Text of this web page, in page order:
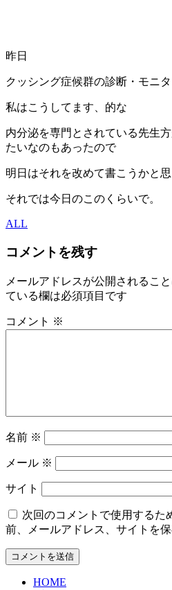
昨日
クッシング症候群の診断・モニ
私はこうしてます、的な
内分泌を専門とされている先生
たいなのもあったので
明日はそれを改めて書こうかと思
それでは今日のこのくらいで。
ALL
コメントを残す
メールアドレスが公開されること
ている欄は必須項目です
コメント ※
名前 ※
メール ※
サイト
次回のコメントで使用するた
前、メールアドレス、サイトを保
HOME